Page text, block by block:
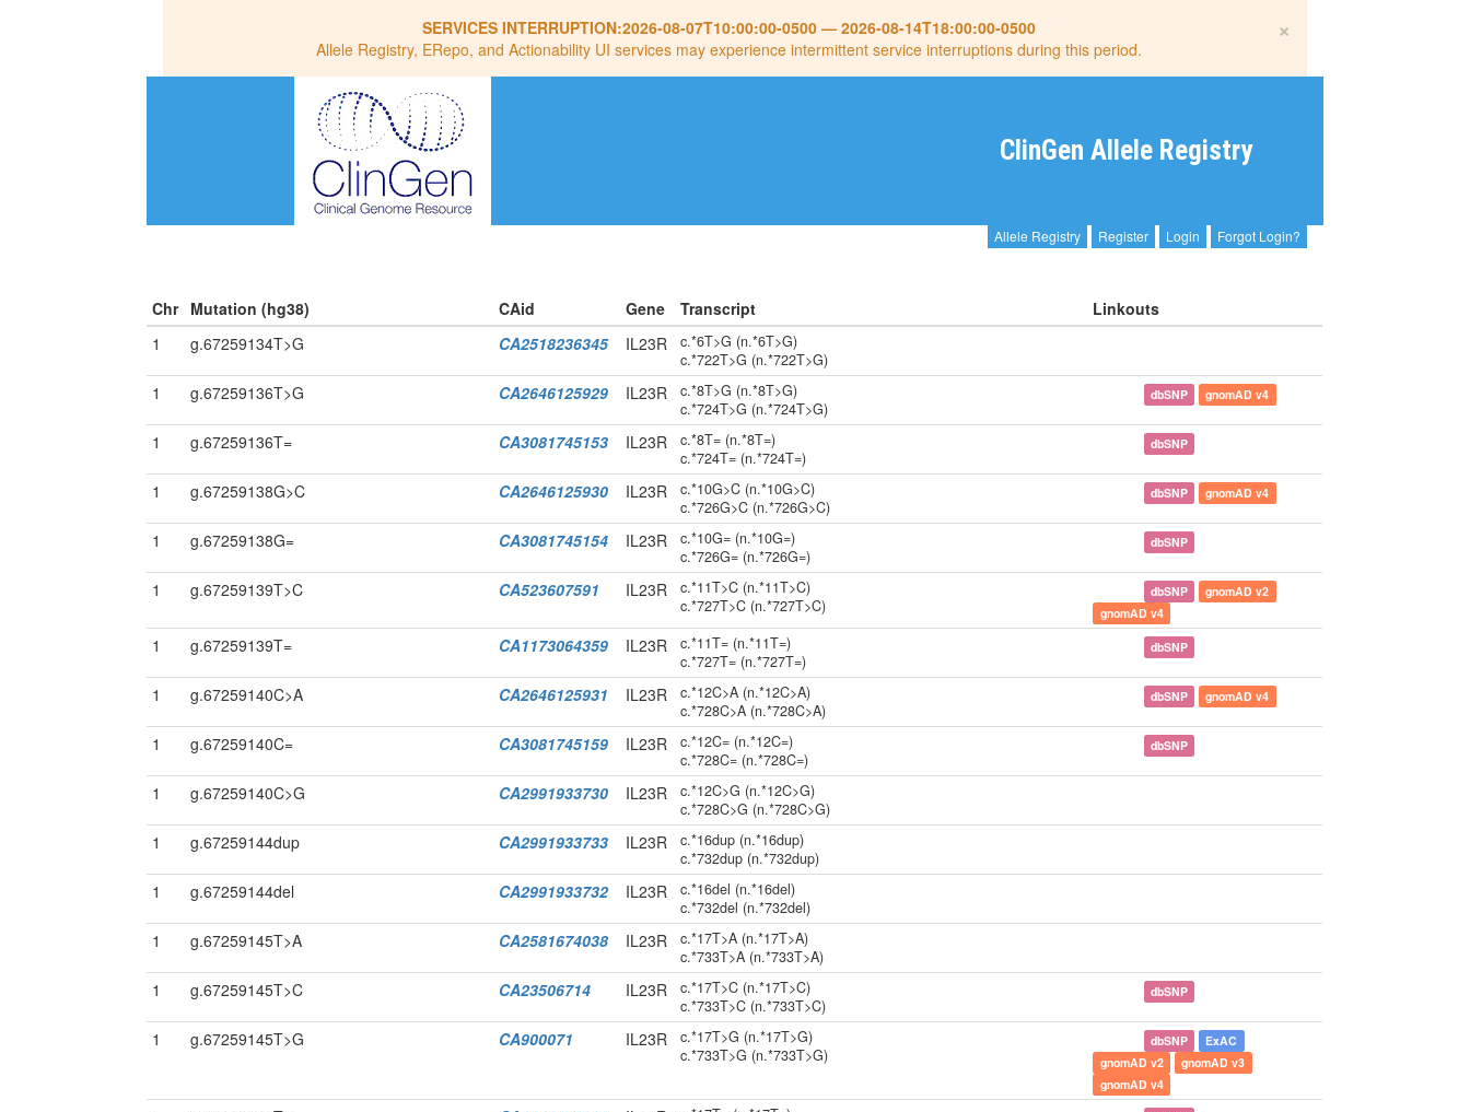
×
SERVICES INTERRUPTION:2026-08-07T10:00:00-0500— 2026-08-14T18:00:00-0500
Allele Registry, ERepo, and Actionability UI services may experience intermittent service interruptions during this period.
ClinGen Allele Registry
Allele Registry Register Login Forgot Login?
Chr Mutation (hg38) CAid Gene Transcript
Linkouts
1
g.67259134T>G CA2518236345 IL23R
c.*6T>G (n.*6T>G)
c.*722T>G (n.*722T>G)
1 g.67259136T>G CA2646125929 IL23R
c.*8T>G (n.*8T>G)
c.*724T>G (n.*724T>G)
dbSNP gnomAD v4
1 g.67259136T= CA3081745153 IL23R
c.*8T= (n.*8T=)
c.*724T= (n.*724T=)
dbSNP
1 g.67259138G>C CA2646125930 IL23R
c.*10G>C (n.*10G>C)
c.*726G>C (n.*726G>C)
dbSNP gnomAD v4
1 g.67259138G= CA3081745154 IL23R
c.*10G= (n.*10G=)
c.*726G= (n.*726G=)
dbSNP
1 g.67259139T>C CA523607591 IL23R
c.*11T>C (n.*11T>C)
c.*727T>C (n.*727T>C)
dbSNP
gnomAD v2
gnomAD v4
1 g.67259139T= CA1173064359 IL23R
c.*11T= (n.*11T=)
c.*727T= (n.*727T=)
dbSNP
1 g.67259140C>A CA2646125931 IL23R
c.*12C>A (n.*12C>A)
c.*728C>A (n.*728C>A)
dbSNP gnomAD v4
1 g.67259140C= CA3081745159 IL23R
c.*12C= (n.*12C=)
c.*728C= (n.*728C=)
dbSNP
1 g.67259140C>G CA2991933730 IL23R
c.*12C>G (n.*12C>G)
c.*728C>G (n.*728C>G)
1 g.67259144dup CA2991933733 IL23R
c.*16dup (n.*16dup)
c.*732dup (n.*732dup)
1 g.67259144del CA2991933732 IL23R
c.*16del (n.*16del)
c.*732del (n.*732del)
1 g.67259145T>A CA2581674038 IL23R
c.*17T>A (n.*17T>A)
c.*733T>A (n.*733T>A)
1 g.67259145T>C CA23506714 IL23R
c.*17T>C (n.*17T>C)
c.*733T>C (n.*733T>C)
dbSNP
1 g.67259145T>G CA900071 IL23R
c.*17T>G (n.*17T>G)
c.*733T>G (n.*733T>G)
dbSNP
ExAC
gnomAD v2
gnomAD v3
gnomAD v4